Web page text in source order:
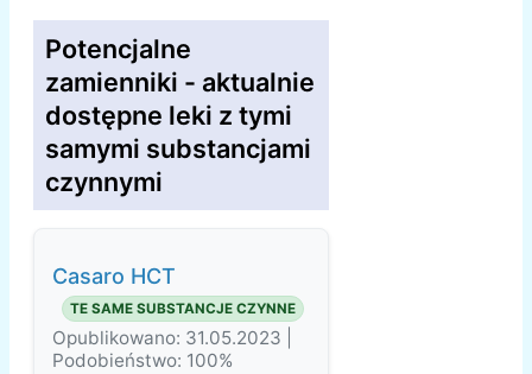
Potencjalne
zamienniki - aktualnie
dostępne leki z tymi
samymi substancjami
czynnymi
Casaro HCT
TE SAME SUBSTANCJE CZYNNE
Opublikowano: 31.05.2023 |
Podobieństwo: 100%